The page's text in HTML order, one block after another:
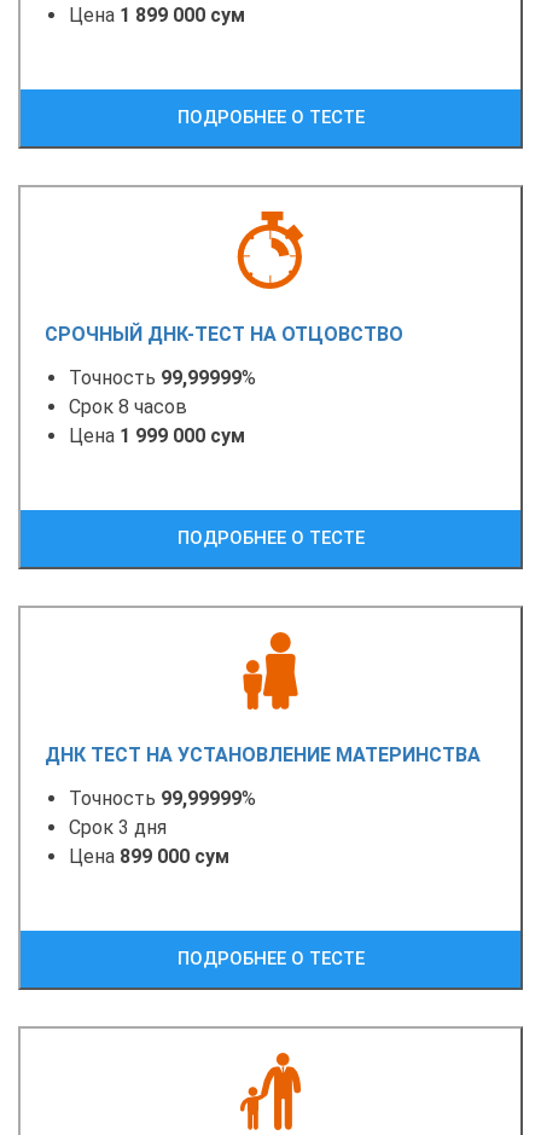
Цена 1 899 000 сум
ПОДРОБНЕЕ О ТЕСТЕ
СРОЧНЫЙ ДНК-ТЕСТ НА ОТЦОВСТВО
Точность 99,99999%
Срок 8 часов
Цена 1 999 000 сум
ПОДРОБНЕЕ О ТЕСТЕ
ДНК ТЕСТ НА УСТАНОВЛЕНИЕ МАТЕРИНСТВА
Точность 99,99999%
Срок 3 дня
Цена 899 000 сум
ПОДРОБНЕЕ О ТЕСТЕ